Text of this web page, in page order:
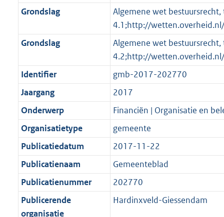
Grondslag
Algemene wet bestuursrecht,
4.1;http://
Grondslag
Algemene wet bestuursrecht,
4.2;http://
Identifier
gmb-2017-202770
Jaargang
2017
Onderwerp
Financiën | Organisatie en
Organisatietype
gemeente
Publicatiedatum
2017-11-22
Publicatienaam
Gemeenteblad
Publicatienummer
202770
Publicerende
organisatie
Hardinxveld-Giessendam